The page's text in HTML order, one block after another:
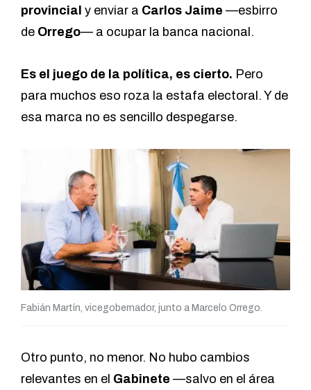
provincial y enviar a Carlos Jaime —esbirro
de Orrego— a ocupar la banca nacional.
Es el juego de la política, es cierto. Pero
para muchos eso roza la estafa electoral. Y de
esa marca no es sencillo despegarse.
Fabián Martín, vicegobernador, junto a Marcelo Orrego.
Otro punto, no menor. No hubo cambios
relevantes en el Gabinete —salvo en el área